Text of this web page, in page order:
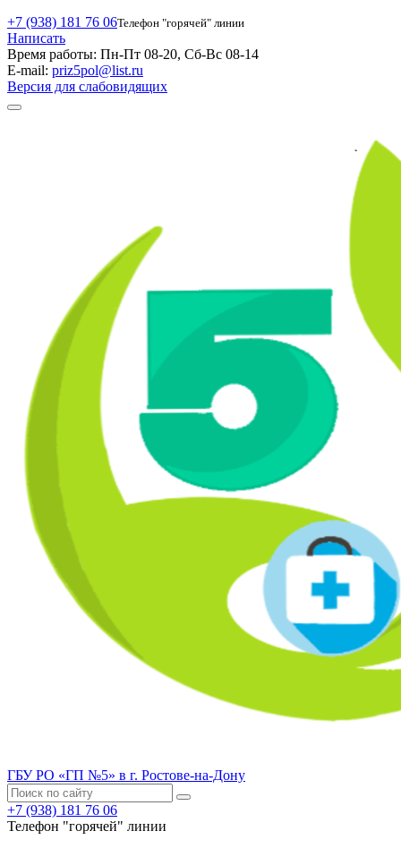
+7 (938) 181 76 06Телефон "горячей" линии
Написать
Время работы: Пн-Пт 08-20, Сб-Вс 08-14
E-mail: priz5pol@list.ru
Версия для слабовидящих
ГБУ РО «ГП №5» в г. Ростове-на-Дону
+7 (938) 181 76 06
Телефон "горячей" линии